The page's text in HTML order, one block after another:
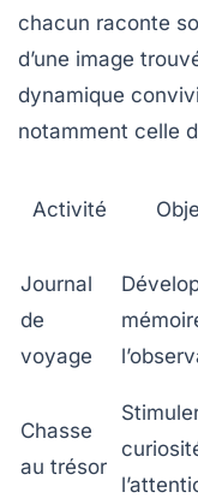
chacun raconte
d’une image
dynamique
notamment celle
Activité
Journal
de
voyage
Chasse
au trésor